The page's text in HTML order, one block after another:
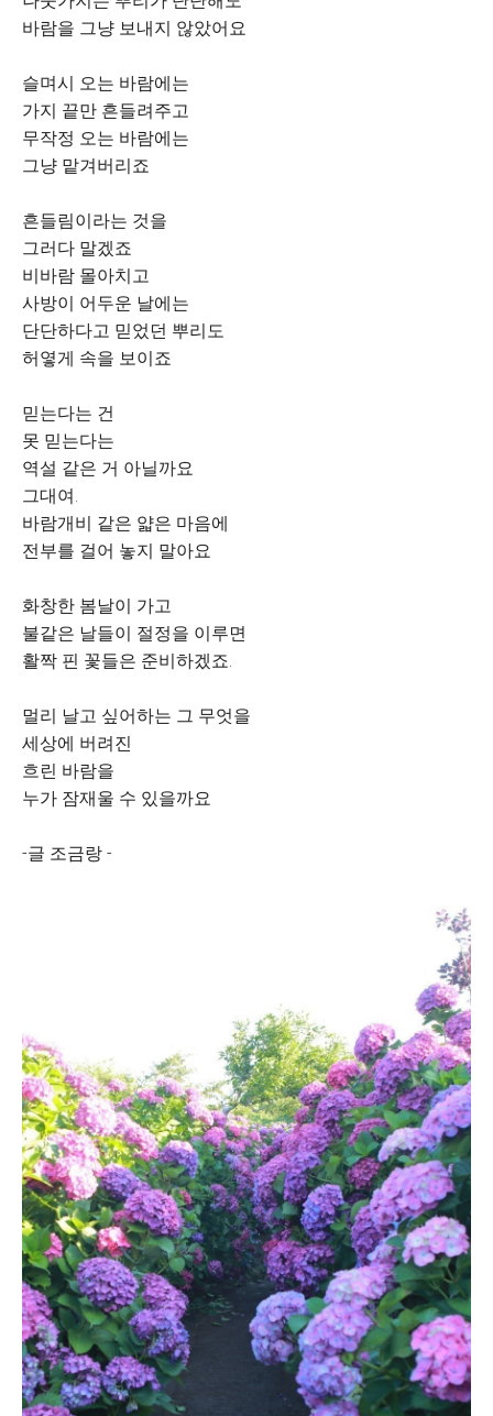
바람을 그냥 보내지 않았어요
슬며시 오는 바람에는
가지 끝만 흔들려주고
무작정 오는 바람에는
그냥 맡겨버리죠
흔들림이라는 것을
그러다 말겠죠
비바람 몰아치고
사방이 어두운 날에는
단단하다고 믿었던 뿌리도
허옇게 속을 보이죠
믿는다는 건
못 믿는다는
역설 같은 거 아닐까요
그대여.
바람개비 같은 얇은 마음에
전부를 걸어 놓지 말아요
화창한 봄날이 가고
불같은 날들이 절정을 이루면
활짝 핀 꽃들은 준비하겠죠.
멀리 날고 싶어하는 그 무엇을
세상에 버려진
흐린 바람을
누가 잠재울 수 있을까요
-글 조금랑 -